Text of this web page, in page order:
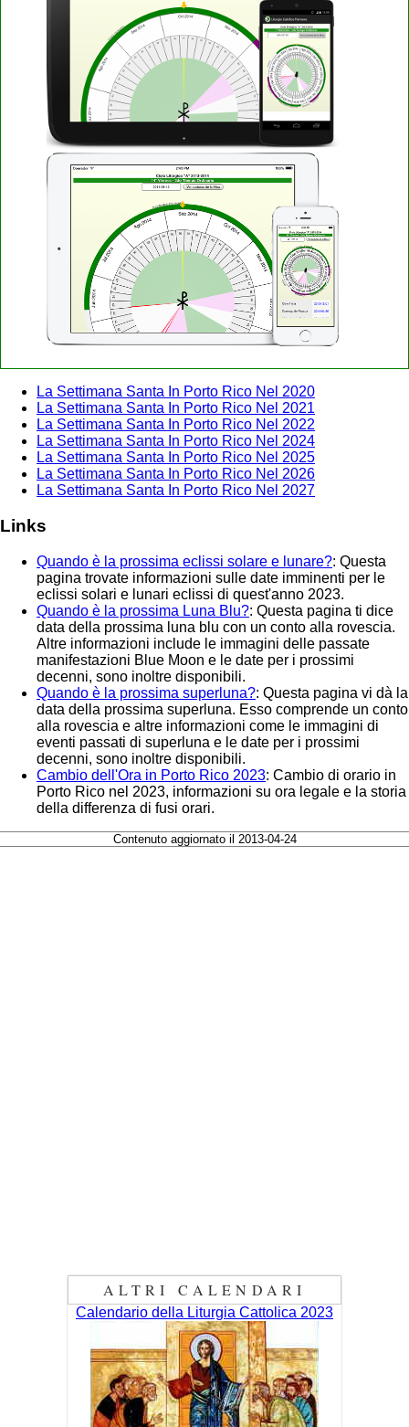
La Settimana Santa In Porto Rico Nel 2020
La Settimana Santa In Porto Rico Nel 2021
La Settimana Santa In Porto Rico Nel 2022
La Settimana Santa In Porto Rico Nel 2024
La Settimana Santa In Porto Rico Nel 2025
La Settimana Santa In Porto Rico Nel 2026
La Settimana Santa In Porto Rico Nel 2027
Links
Quando è la prossima eclissi solare e lunare?: Questa
pagina trovate informazioni sulle date imminenti per le
eclissi solari e lunari eclissi di quest'anno 2023.
Quando è la prossima Luna Blu?: Questa pagina ti dice
data della prossima luna blu con un conto alla rovescia.
Altre informazioni include le immagini delle passate
manifestazioni Blue Moon e le date per i prossimi
decenni, sono inoltre disponibili.
Quando è la prossima superluna?: Questa pagina vi dà la
data della prossima superluna. Esso comprende un conto
alla rovescia e altre informazioni come le immagini di
eventi passati di superluna e le date per i prossimi
decenni, sono inoltre disponibili.
Cambio dell'Ora in Porto Rico 2023: Cambio di orario in
Porto Rico nel 2023, informazioni su ora legale e la storia
della differenza di fusi orari.
Contenuto aggiornato il 2013-04-24
ALTRI CALENDARI
Calendario della Liturgia Cattolica 2023